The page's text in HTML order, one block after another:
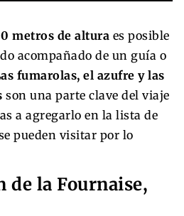
metros de altura es posible
acompañado de un guía o
fumarolas, el azufre y las
son una parte clave del viaje
a agregarlo en la lista de
pueden visitar por lo
de la Fournaise,